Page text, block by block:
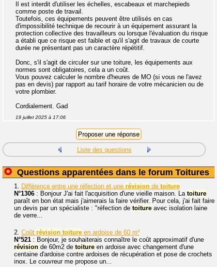
Il est interdit d'utiliser les échelles, escabeaux et marchepieds
comme poste de travail.
Toutefois, ces équipements peuvent être utilisés en cas
d'impossibilité technique de recourir à un équipement assurant la
protection collective des travailleurs ou lorsque l'évaluation du risque
a établi que ce risque est faible et qu'il s'agit de travaux de courte
durée ne présentant pas un caractère répétitif.
Donc, s'il s'agit de circuler sur une toiture, les équipements aux
normes sont obligatoires, cela a un coût.
Vous pouvez calculer le nombre d'heures de MO (si vous ne l'avez
pas en devis) par rapport au tarif horaire de votre mécanicien ou de
votre plombier.
Cordialement. Gad
19 juillet 2025 à 17:06
Liste des questions
Questions apparentées dans le forum Toitures
1. Différence entre une réfection et une révision de toiture
N°1306 : Bonjour J'ai fait l'acquisition d'une vieille maison. La toiture
paraît en bon état mais j'aimerais la faire vérifier. Pour cela, j'ai fait faire
un devis par un spécialiste : "réfection de toiture avec isolation laine
de verre...
2. Coût révision toiture en ardoise de 60 m²
N°521 : Bonjour, je souhaiterais connaître le coût approximatif d'une
révision de 60m2 de toiture en ardoise avec changement d'une
centaine d'ardoise contre ardoises de récupération et pose de crochets
inox. Le couvreur me propose un...